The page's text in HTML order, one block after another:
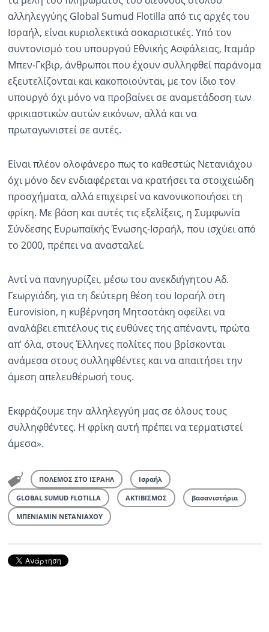
αλληλεγγύης Global Sumud Flotilla από τις αρχές του
Ισραήλ, είναι κυριολεκτικά σοκαριστικές. Υπό τον
συντονισμό του υπουργού Εθνικής Ασφάλειας, Ιταμάρ
Μπεν-Γκβιρ, άνθρωποι που έχουν συλληφθεί παράνομα
εξευτελίζονται και κακοποιούνται, με τον ίδιο τον
υπουργό όχι μόνο να προβαίνει σε αναμετάδοση των
φρικιαστικών αυτών εικόνων, αλλά και να
πρωταγωνιστεί σε αυτές.
Είναι πλέον ολοφάνερο πως το καθεστώς Νετανιάχου
όχι μόνο δεν ενδιαφέρεται να κρατήσει τα στοιχειώδη
προσχήματα, αλλά επιχειρεί να κανονικοποιήσει τη
φρίκη. Με βάση και αυτές τις εξελίξεις, η Συμφωνία
Σύνδεσης Ευρωπαϊκής Ένωσης-Ισραήλ, που ισχύει από
το 2000, πρέπει να ανασταλεί.
Αντί να πανηγυρίζει, μέσω του ανεκδιήγητου Αδ.
Γεωργιάδη, για τη δεύτερη θέση του Ισραήλ στη
Eurovision, η κυβέρνηση Μητσοτάκη οφείλει να
αναλάβει επιτέλους τις ευθύνες της απέναντι, πρώτα
απ’ όλα, στους Έλληνες πολίτες που βρίσκονται
ανάμεσα στους συλληφθέντες και να απαιτήσει την
άμεση απελευθέρωσή τους.
Εκφράζουμε την αλληλεγγύη μας σε όλους τους
συλληφθέντες. Η φρίκη αυτή πρέπει να τερματιστεί
άμεσα».
ΠΟΛΕΜΟΣ ΣΤΟ ΙΣΡΑΗΛ Ισραήλ
GLOBAL SUMUD FLOTILLA ΑΚΤΙΒΙΣΜΟΣ βασανιστήρια
ΜΠΕΝΙΑΜΙΝ ΝΕΤΑΝΙΑΧΟΥ